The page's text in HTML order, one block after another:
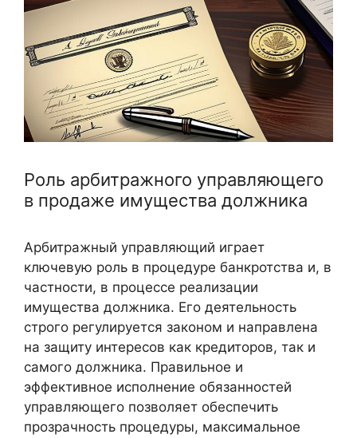
Роль арбитражного управляющего
в продаже имущества должника
Арбитражный управляющий играет
ключевую роль в процедуре банкротства и, в
частности, в процессе реализации
имущества должника. Его деятельность
строго регулируется законом и направлена
на защиту интересов как кредиторов, так и
самого должника. Правильное и
эффективное исполнение обязанностей
управляющего позволяет обеспечить
прозрачность процедуры, максимальное